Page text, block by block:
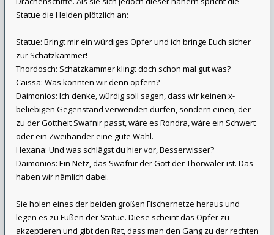
Statue die Helden plötzlich an:
Statue: Bringt mir ein würdiges Opfer und ich bringe Euch sicher
zur Schatzkammer!
Thordosch: Schatzkammer klingt doch schon mal gut was?
Caissa: Was könnten wir denn opfern?
Daimonios: Ich denke, würdig soll sagen, dass wir keinen x-
beliebigen Gegenstand verwenden dürfen, sondern einen, der
zu der Gottheit Swafnir passt, wäre es Rondra, wäre ein Schwert
oder ein Zweihänder eine gute Wahl.
Hexana: Und was schlägst du hier vor, Besserwisser?
Daimonios: Ein Netz, das Swafnir der Gott der Thorwaler ist. Das
haben wir nämlich dabei.
Sie holen eines der beiden großen Fischernetze heraus und
legen es zu Füßen der Statue. Diese scheint das Opfer zu
akzeptieren und gibt den Rat, dass man den Gang zu der rechten